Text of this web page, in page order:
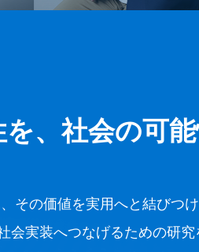
を、社会の可
その価値を実用へと結びつ
会実装へつなげるための研